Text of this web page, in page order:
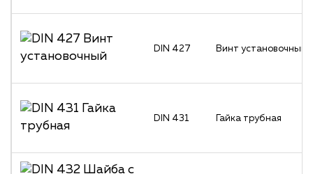
DIN 427 Винт установочный
DIN 431 Гайка трубная